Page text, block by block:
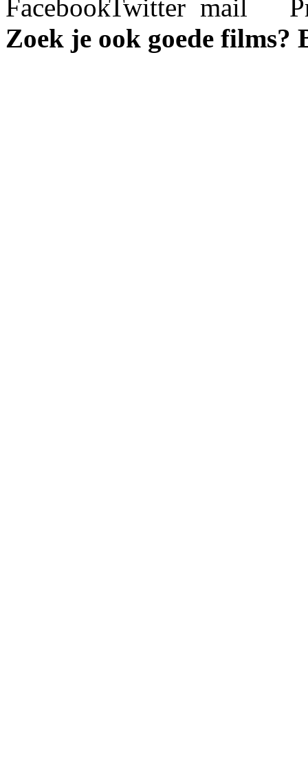
Zoek je ook goede films?